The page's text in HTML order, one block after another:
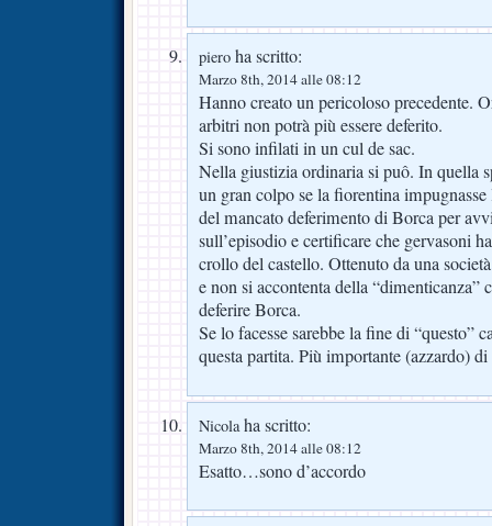
piero ha scritto:
Marzo 8th, 2014 alle 08:12
Hanno creato un pericoloso precedente.
arbitri non potrà più essere deferito.
Si sono infilati in un cul de sac.
Nella giustizia ordinaria si puô. In quella
un gran colpo se la fiorentina
del mancato deferimento di Borca per
sull’episodio e certificare che gervasoni
crollo del castello. Ottenuto da una
e non si accontenta della “dimenticanza”
deferire Borca.
Se lo facesse sarebbe la fine di “questo”
questa partita. Più importante (azzardo)
Nicolaha scritto:
Marzo 8th, 2014 alle 08:12
Esatto…sono d’accordo